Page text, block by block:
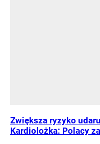
Zwiększa ryzyko
Kardiolożka: Polacy